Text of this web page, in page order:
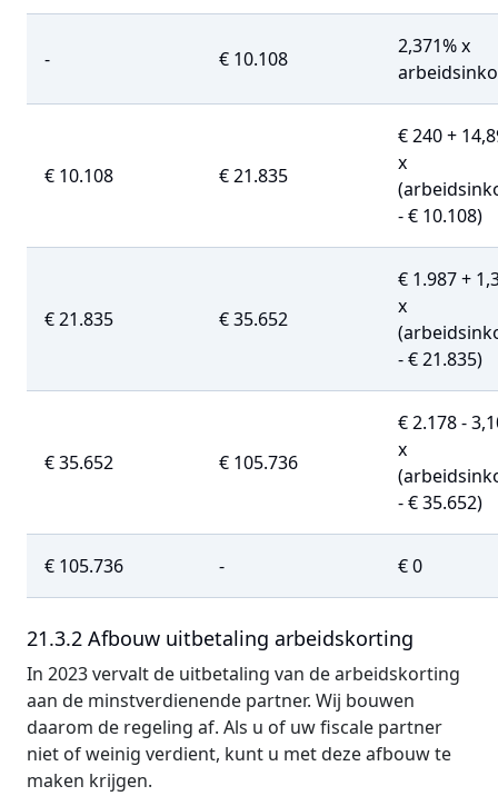
- € 10.108
2,371% x
€ 10.108 € 21.835
€ 240 +
x
- € 10.108)
€ 21.835 € 35.652
€ 1.987 +
x
- € 21.835)
€ 35.652 € 105.736
€ 2.178 -
x
- € 35.652)
€ 105.736 - € 0
21.3.2 Afbouw uitbetaling arbeidskorting
In 2023 vervalt de uitbetaling van de arbeidskorting
aan de minstverdienende partner. Wij bouwen
daarom de regeling af. Als u of uw fiscale partner
niet of weinig verdient, kunt u met deze afbouw te
maken krijgen.